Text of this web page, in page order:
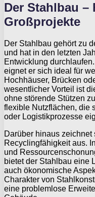
Der Stahlbau –
Großprojekte
Der Stahlbau gehört zu
und hat in den letzten
Entwicklung
eignet er sich ideal für
Hochhäuser, Brücken
wesentlicher Vorteil ist
ohne störende Stützen
flexible Nutzflächen, die
oder Logistikprozesse
Darüber hinaus
Recyclingfähigkeit aus.
und
bietet der Stahlbau eine
auch ökonomische
Charakter von
eine problemlose